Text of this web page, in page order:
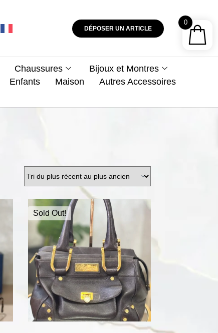
DÉPOSER UN ARTICLE
Chaussures
Bijoux et Montres
Enfants Maison
Autres Accessoires
Sold Out!
0